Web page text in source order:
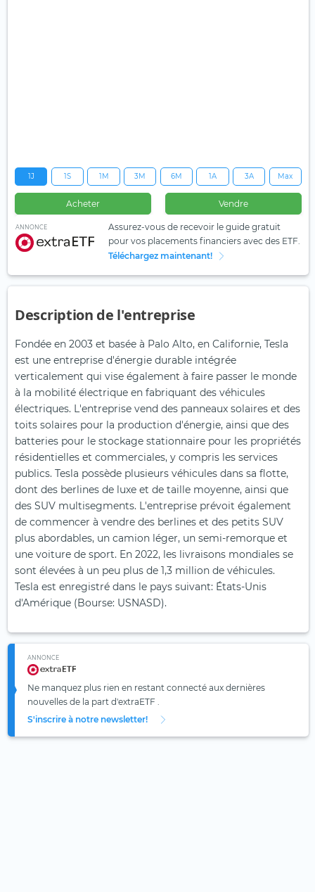
1J 1S 1M 3M 6M 1A 3A Max
Acheter Vendre
ANNONCE
Assurez-vous de recevoir le guide gratuit
pour vos placements financiers avec des ETF.
Téléchargez maintenant!
Description de l'entreprise
Fondée en 2003 et basée à Palo Alto, en Californie, Tesla
est une entreprise d'énergie durable intégrée
verticalement qui vise également à faire passer le monde
à la mobilité électrique en fabriquant des véhicules
électriques. L'entreprise vend des panneaux solaires et des
toits solaires pour la production d'énergie, ainsi que des
batteries pour le stockage stationnaire pour les propriétés
résidentielles et commerciales, y compris les services
publics. Tesla possède plusieurs véhicules dans sa flotte,
dont des berlines de luxe et de taille moyenne, ainsi que
des SUV multisegments. L'entreprise prévoit également
de commencer à vendre des berlines et des petits SUV
plus abordables, un camion léger, un semi-remorque et
une voiture de sport. En 2022, les livraisons mondiales se
sont élevées à un peu plus de 1,3 million de véhicules.
Tesla est enregistré dans le pays suivant: États-Unis
d'Amérique (Bourse: USNASD).
ANNONCE
Ne manquez plus rien en restant connecté aux dernières
nouvelles de la part d'extraETF .
S'inscrire à notre newsletter!